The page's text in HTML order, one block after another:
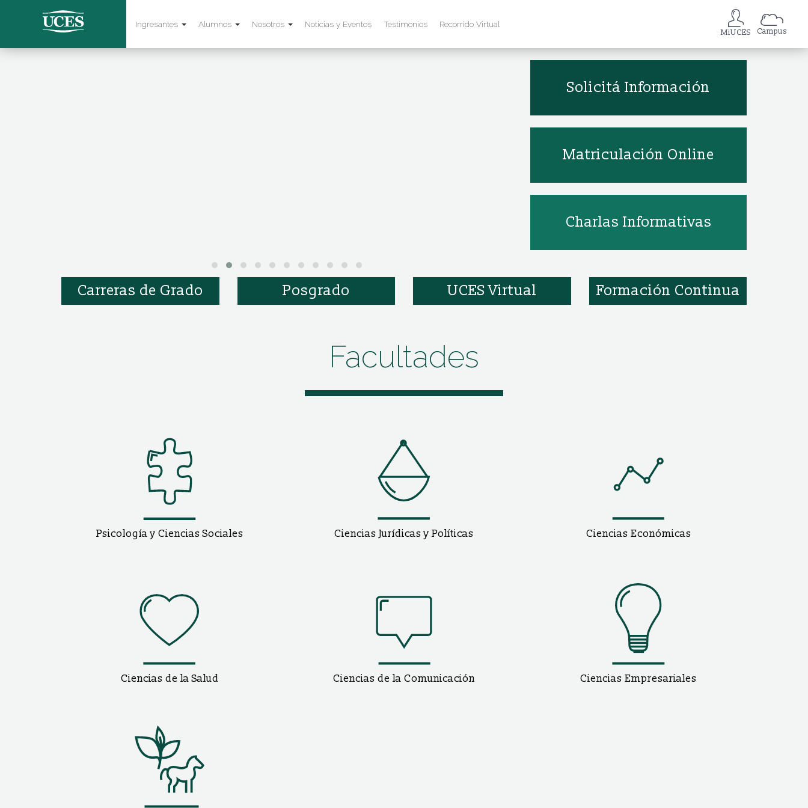
MiUCES Campus
Ingresantes Alumnos Nosotros Noticias y Eventos Testimonios Recorrido Virtual
Solicitá Información
Matriculación Online
Charlas Informativas
Carreras de Grado Posgrado UCES Virtual Formación Continua
Facultades
Psicología y Ciencias Sociales Ciencias Jurídicas y Políticas Ciencias Económicas
Ciencias de la Salud Ciencias de la Comunicación Ciencias Empresariales